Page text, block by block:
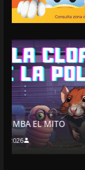
LOCALES
TOP
7